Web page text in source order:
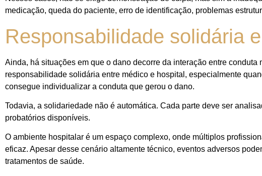
medicação, queda do paciente, erro de identificação, problemas
Responsabilidade solidária
Ainda, há situações em que o dano decorre da interação entre
responsabilidade solidária entre médico e hospital, especialmente
consegue individualizar a conduta que gerou o dano.
Todavia, a solidariedade não é automática. Cada parte deve ser
probatórios disponíveis.
O ambiente hospitalar é um espaço complexo, onde múltiplos
eficaz. Apesar desse cenário altamente técnico, eventos adversos
tratamentos de saúde.